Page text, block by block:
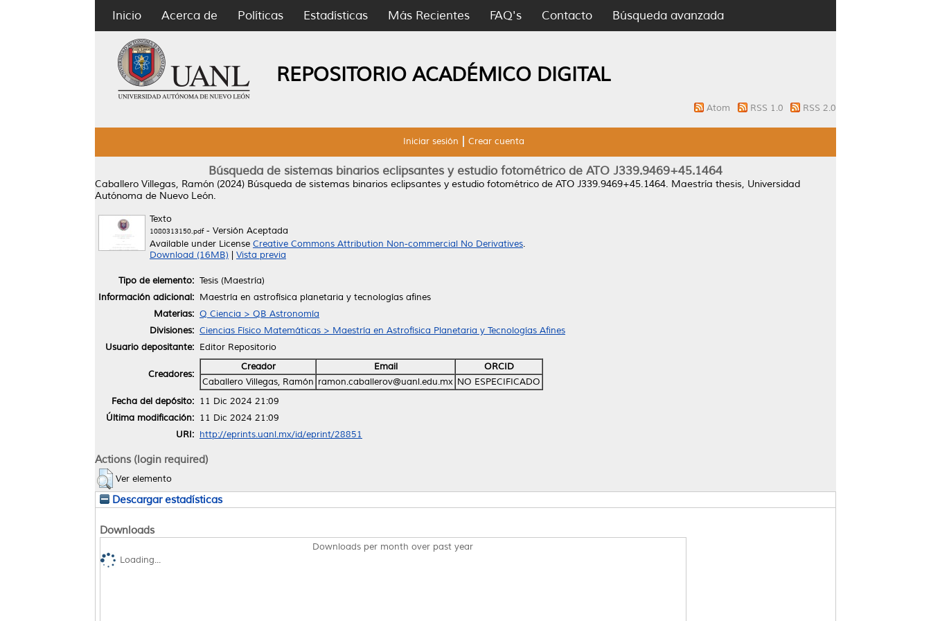
Inicio Acerca de Políticas Estadísticas Más Recientes FAQ's Contacto Búsqueda avanzada
REPOSITORIO ACADÉMICO DIGITAL
Atom RSS 1.0 RSS 2.0
Iniciar sesión Crear cuenta
Búsqueda de sistemas binarios eclipsantes y estudio fotométrico de ATO J339.9469+45.1464
Caballero Villegas, Ramón (2024) Búsqueda de sistemas binarios eclipsantes y estudio fotométrico de ATO J339.9469+45.1464. Maestría thesis, Universidad
Autónoma de Nuevo León.
Texto
1080313150.pdf- Versión Aceptada
Available under License Creative Commons Attribution Non-commercial No Derivatives.
Download (16MB)
Vista previa
Tipo de elemento: Tesis (Maestría)
Información adicional: Maestría en astrofísica planetaria y tecnologías afines
Materias: Q Ciencia > QB Astronomía
Divisiones: Ciencias Físico Matemáticas > Maestría en Astrofísica Planetaria y Tecnologías Afines
Usuario depositante: Editor Repositorio
Creadores:
Creador Email
ORCID
Caballero Villegas, Ramón ramon.caballerov@uanl.edu.mx NO ESPECIFICADO
Fecha del depósito: 11 Dic 2024 21:09
Última modificación: 11 Dic 2024 21:09
URI: http://eprints.uanl.mx/id/eprint/28851
Actions (login required)
Ver elemento
Descargar estadísticas
Downloads
Downloads per month over past year
Loading...